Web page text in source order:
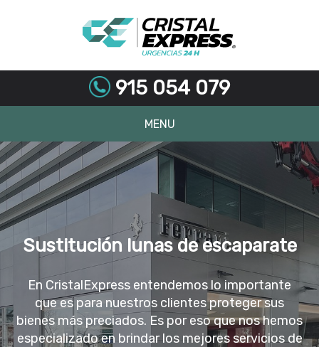
915 054 079
MENU
Skip
to
content
Sustitución lunas de escaparate
En CristalExpress entendemos lo importante
que es para nuestros clientes proteger sus
bienes más preciados. Es por eso que nos hemos
especializado en brindar los mejores servicios de